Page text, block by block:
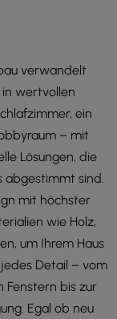
verwandelt
wertvollen
ein
– mit
Lösungen, die
abgestimmt sind.
mit höchster
wie Holz,
um Ihrem Haus
Detail – vom
Fenstern bis zur
Egal ob neu